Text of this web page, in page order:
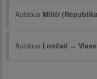
Autobus Milići
Autobus Lončari ↔